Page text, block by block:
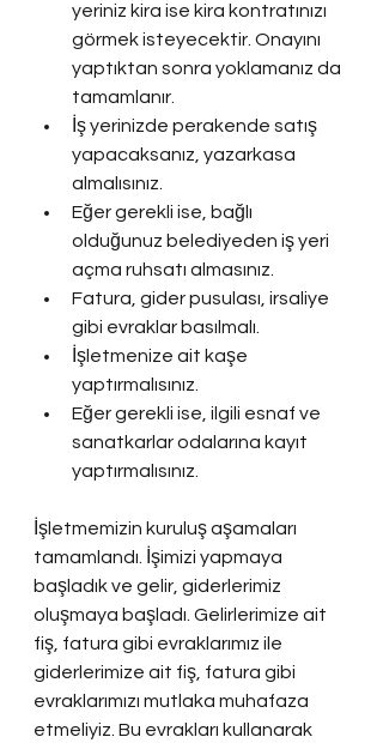
yeriniz kira ise kira kontratınızı
görmek isteyecektir. Onayını
yaptıktan sonra yoklamanız da
tamamlanır.
İş yerinizde perakende satış
yapacaksanız, yazarkasa
almalısınız.
Eğer gerekli ise, bağlı
olduğunuz belediyeden iş yeri
açma ruhsatı almasınız.
Fatura, gider pusulası, irsaliye
gibi evraklar basılmalı.
İşletmenize ait kaşe
yaptırmalısınız.
Eğer gerekli ise, ilgili esnaf ve
sanatkarlar odalarına kayıt
yaptırmalısınız.
İşletmemizin kuruluş aşamaları
tamamlandı. İşimizi yapmaya
başladık ve gelir, giderlerimiz
oluşmaya başladı. Gelirlerimize ait
fiş, fatura gibi evraklarımız ile
giderlerimize ait fiş, fatura gibi
evraklarımızı mutlaka muhafaza
etmeliyiz. Bu evrakları kullanarak